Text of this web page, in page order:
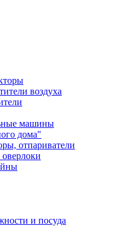
воздуха
машины
дома"
отпариватели
и посуда